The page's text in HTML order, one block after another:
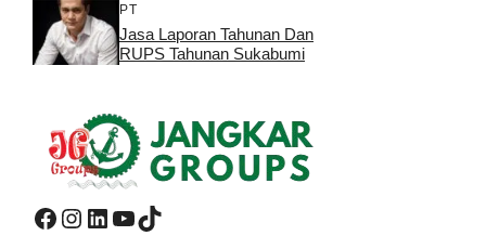
PT
Jasa Laporan Tahunan Dan
RUPS Tahunan Sukabumi
Facebook
Instagram
LinkedIn
YouTube
TikTok